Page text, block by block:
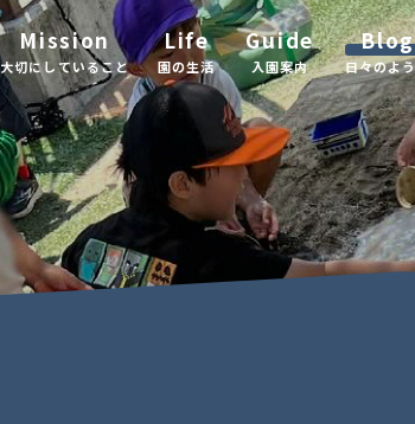
Mission
大切にしていること
Life
園の生活
Guide
入園案内
Blog
日々のよ